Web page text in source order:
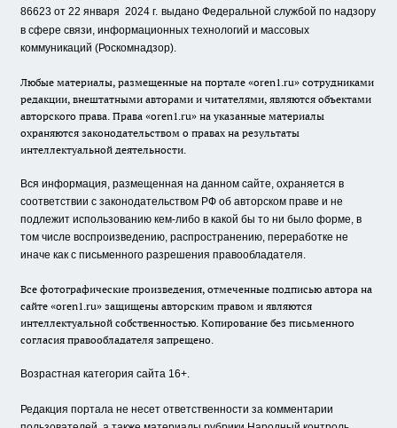
86623 от 22 января 2024 г. выдано Федеральной службой по надзору
в сфере связи, информационных технологий и массовых
коммуникаций (Роскомнадзор).
Любые материалы, размещенные на портале «oren1.ru» сотрудниками
редакции, внештатными авторами и читателями, являются объектами
авторского права. Права «oren1.ru» на указанные материалы
охраняются законодательством о правах на результаты
интеллектуальной деятельности.
Вся информация, размещенная на данном сайте, охраняется в
соответствии с законодательством РФ об авторском праве и не
подлежит использованию кем-либо в какой бы то ни было форме, в
том числе воспроизведению, распространению, переработке не
иначе как с письменного разрешения правообладателя.
Все фотографические произведения, отмеченные подписью автора на
сайте «oren1.ru» защищены авторским правом и являются
интеллектуальной собственностью. Копирование без письменного
согласия правообладателя запрещено.
Возрастная категория сайта 16+.
Редакция портала не несет ответственности за комментарии